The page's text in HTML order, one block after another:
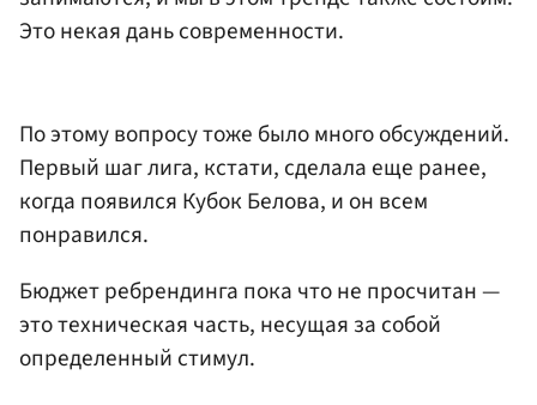
Это некая дань современности.
По этому вопросу тоже было много обсуждений.
Первый шаг лига, кстати, сделала еще ранее,
когда появился Кубок Белова, и он всем
понравился.
Бюджет ребрендинга пока что не просчитан —
это техническая часть, несущая за собой
определенный стимул.